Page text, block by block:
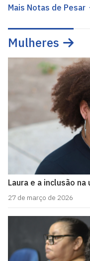
Mais Notas de Pesar
Mulheres
Laura e a inclusão na
27 de março de 2026